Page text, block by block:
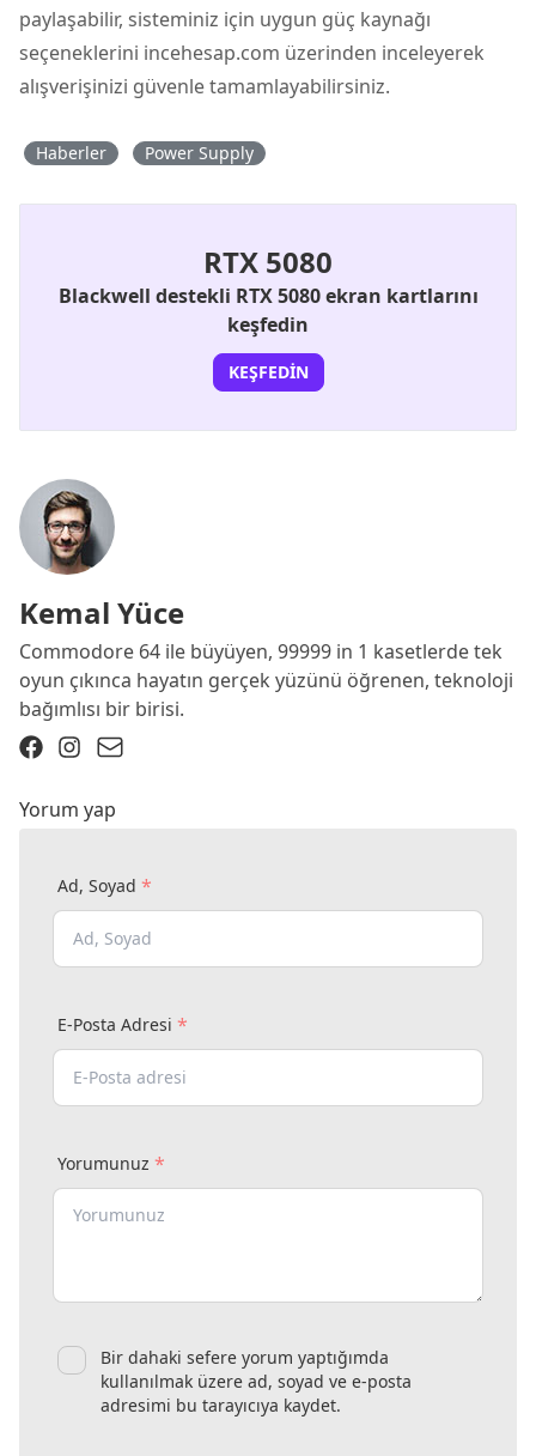
paylaşabilir, sisteminiz için uygun güç kaynağı
seçeneklerini incehesap.com üzerinden inceleyerek
alışverişinizi güvenle tamamlayabilirsiniz.
Haberler Power Supply
RTX 5080
Blackwell destekli RTX 5080 ekran kartlarını
keşfedin
KEŞFEDIN
Kemal Yüce
Commodore 64 ile büyüyen, 99999 in 1 kasetlerde tek
oyun çıkınca hayatın gerçek yüzünü öğrenen, teknoloji
bağımlısı bir birisi.
Yorum yap
Ad, Soyad *
E-Posta Adresi *
Yorumunuz *
Bir dahaki sefere yorum yaptığımda
kullanılmak üzere ad, soyad ve e-posta
adresimi bu tarayıcıya kaydet.